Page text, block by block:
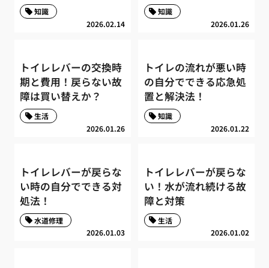
2026.02.14
知識
2026.01.26
知識
トイレレバーの交換時
期と費用！戻らない故
障は買い替えか？
2026.01.26
生活
トイレの流れが悪い時
の自分でできる応急処
置と解決法！
2026.01.22
知識
トイレレバーが戻らな
い時の自分でできる対
処法！
2026.01.03
水道修理
トイレレバーが戻らな
い！水が流れ続ける故
障と対策
2026.01.02
生活